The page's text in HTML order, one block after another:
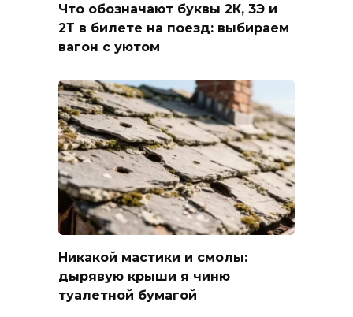
Что обозначают буквы 2К, 3Э и
2Т в билете на поезд: выбираем
вагон с уютом
Никакой мастики и смолы:
дырявую крыши я чиню
туалетной бумагой